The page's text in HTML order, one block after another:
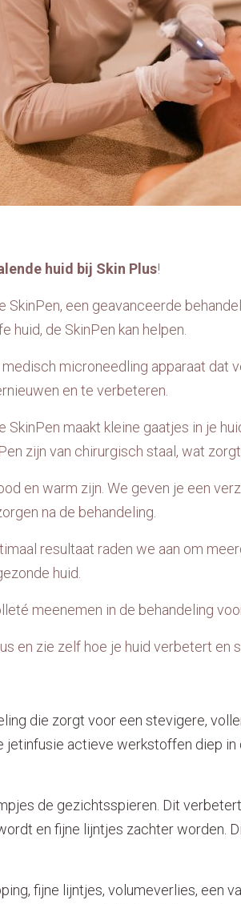
huid bij Skin Plus!
SkinPen, een geavanceerde
huid, de SkinPen kan helpen.
medisch microneedling apparaat dat
en te verbeteren.
SkinPen maakt kleine gaatjes in je
zijn van chirurgisch staal, wat
en warm zijn. We geven je een
na de behandeling.
resultaat raden we aan om
huid.
meenemen in de behandeling
en zie zelf hoe je huid verbetert en
die zorgt voor een stevigere,
jetinfusie actieve werkstoffen diep
de gezichtsspieren. Dit
en fijne lijntjes zachter worden.
fijne lijntjes, volumeverlies, een